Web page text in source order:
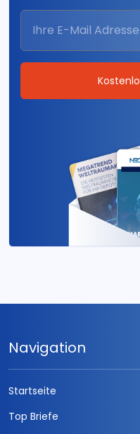
Navigation
Startseite
Top Briefe